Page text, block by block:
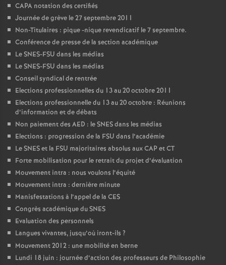
CAPA notation des certifiés
Journée de grève le 27 septembre 2011
Non-Titulaires : pique -nique revendicatif le 7 septembre.
Conférence de presse de la section académique
Le SNES-FSU dans les médias
Le SNES-FSU dans les médias
Conseil syndical de rentrée
Elections professionnelles du 13 au 20 octobre 2011
Elections professionnelle du 13 au 20 octobre : Réunions
d’information et de débats
Non paiement des AED : le SNES dans les médias
Elections : progression de la FSU dans l’académie
Le SNES et la FSU majoritaires absolus aux CAP et CT
Forte mobilisation pour le retrait du projet d’évaluation
Mouvement intra : nous voulons l’équité
Mouvement intra : dernière minute
Manisfestations à l’appel de la CES
Congrès académique du SNES
Evaluation des personnels
Langues vivantes, jusqu’où iront-ils ?
Mouvement 2012 : une mobilité en berne
Lundi 18 juin : journée d’action des professeurs de Philosophie